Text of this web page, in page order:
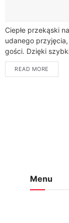
Ciepłe przekąski
udanego
gości. Dzięki
artykule, stworzysz
doskonałe...
READ MORE
Menu